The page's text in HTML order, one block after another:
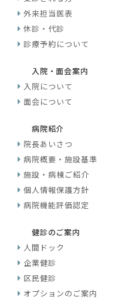
外来担当医表
休診・代診
診療予約について
入院・面会案内
入院について
面会について
病院紹介
院長あいさつ
病院概要・施設基準
施設・病棟ご紹介
個人情報保護方針
病院機能評価認定
健診のご案内
人間ドック
企業健診
区民健診
オプションのご案内